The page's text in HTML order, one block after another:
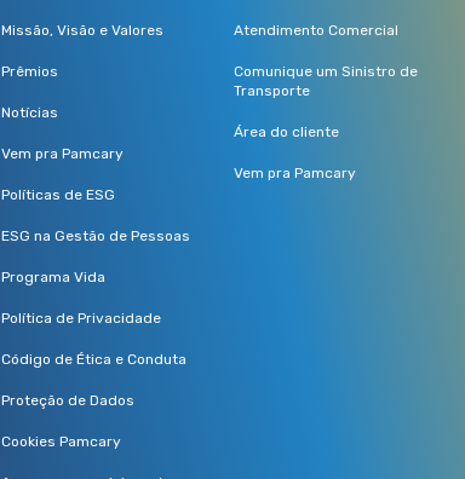
Missão, Visão e Valores
Prêmios
Notícias
Vem pra Pamcary
Políticas de ESG
ESG na Gestão de Pessoas
Programa Vida
Política de Privacidade
Código de Ética e Conduta
Proteção de Dados
Cookies Pamcary
Atendimento Comercial
Comunique um Sinistro de
Transporte
Área do cliente
Vem pra Pamcary